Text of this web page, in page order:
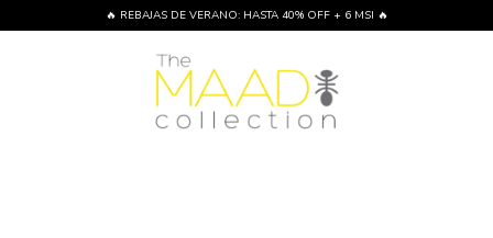
🔥 REBAJAS DE VERANO: HASTA 40% OFF + 6 MSI 🔥